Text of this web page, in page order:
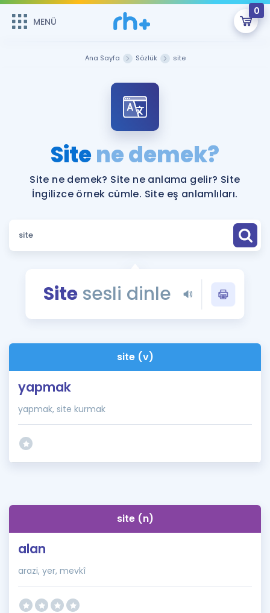
MENÜ
0
ÜYE DEĞİLİM
Sepetin Şu An Boş.
Remzi Hoca ile seni sınava hazırlayacak onlarca eğitim seni
bekliyor!
MENÜ
Faydalı Araçlar
Sözlük
Blog
İngilizce Gramer
Ana Sayfa Sözlük site
Sitene demek?
Site ne demek? Site ne anlama gelir? Site
İngilizce örnek cümle. Site eş anlamlıları.
Site sesli dinle
site (v)
yapmak
yapmak, site kurmak
site (n)
alan
arazi, yer, mevkî